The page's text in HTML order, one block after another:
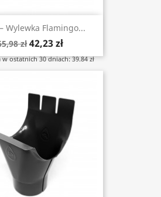
Wylewka Flamingo...
zł 42,23 zł
w ostatnich 30 dniach: 39.84 zł